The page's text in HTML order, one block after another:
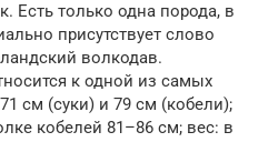
Есть только одна порода, в
присутствует слово
волкодав.
к одной из самых
см (суки) и 79 см (кобели);
кобелей 81–86 см; вес: в